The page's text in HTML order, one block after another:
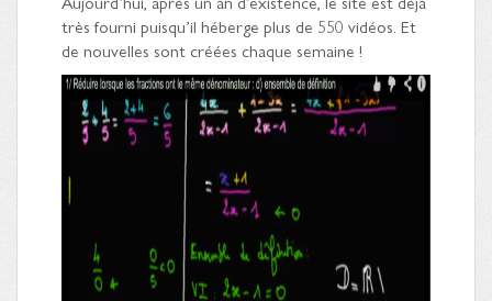
très fourni puisqu’il héberge plus de 550 vidéos. Et
de nouvelles sont créées chaque semaine !